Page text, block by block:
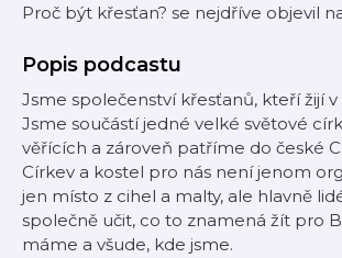
Proč být křesťan? se nejdříve objevil
Popis podcastu
Jsme společenství křesťanů, kteří žijí
Jsme součástí jedné velké světové
věřících a zároveň patříme do české
Církev a kostel pro nás není jenom
jen místo z cihel a malty, ale hlavně
společně učit, co to znamená žít pro
máme a všude, kde jsme.